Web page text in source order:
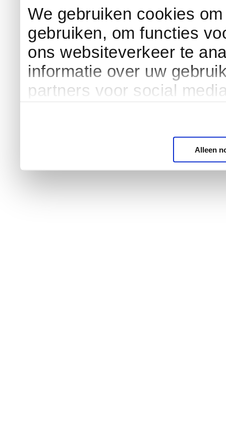
We gebruiken cookies
gebruiken, om functies
ons websiteverkeer te
informatie over uw
partners voor social
Alleen